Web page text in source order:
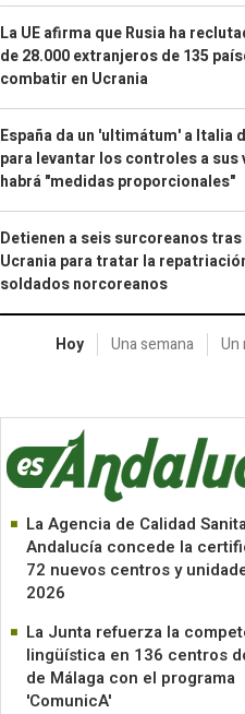
La UE afirma que Rusia ha
de 28.000 extranjeros de 135
combatir en Ucrania
España da un 'ultimátum' a Italia
para levantar los controles a sus
habrá "medidas proporcionales"
Detienen a seis surcoreanos tras
Ucrania para tratar la
soldados norcoreanos
Hoy Una semana Un
La Agencia de Calidad
Andalucía concede la
72 nuevos centros y
2026
La Junta refuerza la
lingüística en 136 centros
de Málaga con el programa
'ComunicA'